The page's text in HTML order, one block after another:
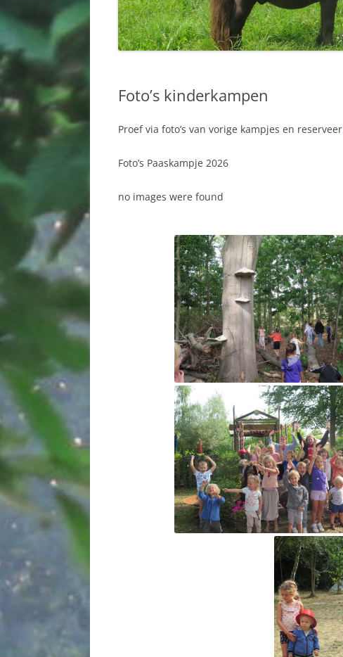
Foto’s kinderkampen
Proef via foto’s van vorige kampjes en reserveer
Foto’s Paaskampje 2026
no images were found